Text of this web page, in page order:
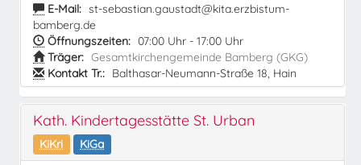
E-Mail: st-sebastian.gaustadt@kita.erzbistum-
bamberg.de
Öffnungszeiten: 07:00 Uhr - 17:00 Uhr
Träger: Gesamtkirchengemeinde Bamberg (GKG)
Kontakt Tr.: Balthasar-Neumann-Straße 18, Hain
Kath. Kindertagesstätte St. Urban
KiKri
KiGa